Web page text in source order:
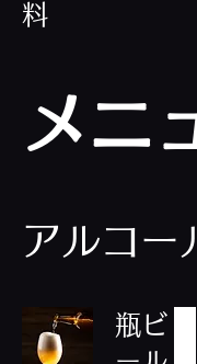
料
メニ
アルコー
瓶ビ